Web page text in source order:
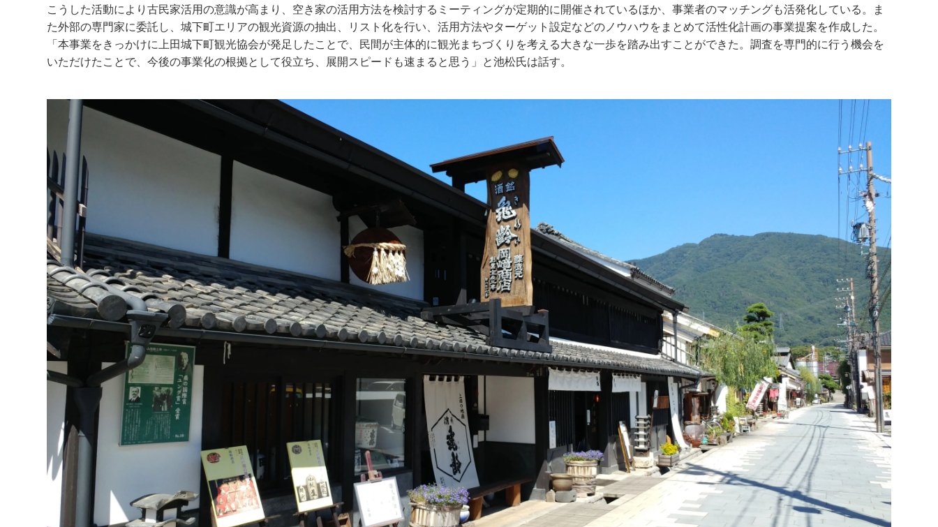
こうした活動により古民家活用の意識が高まり、空き家の活用方法を検討するミーティングが定期的に開催されているほか、事業者のマッチングも活発化している。ま
た外部の専門家に委託し、城下町エリアの観光資源の抽出、リスト化を行い、活用方法やターゲット設定などのノウハウをまとめて活性化計画の事業提案を作成した。
「本事業をきっかけに上田城下町観光協会が発足したことで、民間が主体的に観光まちづくりを考える大きな一歩を踏み出すことができた。調査を専門的に行う機会を
いただけたことで、今後の事業化の根拠として役立ち、展開スピードも速まると思う」と池松氏は話す。